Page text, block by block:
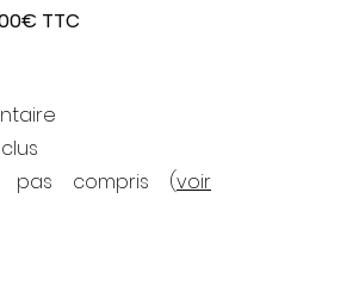
TTC
pas compris (voir